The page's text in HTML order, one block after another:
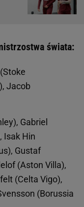
świata:
Jacob
Gabriel
Isak Hin
Gustaf
(Aston Villa),
(Celta Vigo),
(Borussia